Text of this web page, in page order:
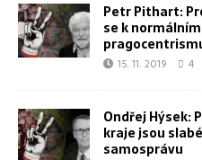
Petr Pithart:
se k
15. 11. 2019 4
Ondřej Hýsek:
kraje jsou
samosprávu